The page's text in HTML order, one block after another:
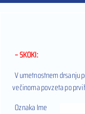
– SKOKI:
V umetnostnem drsanju
večinoma povzeta po
Oznaka Ime